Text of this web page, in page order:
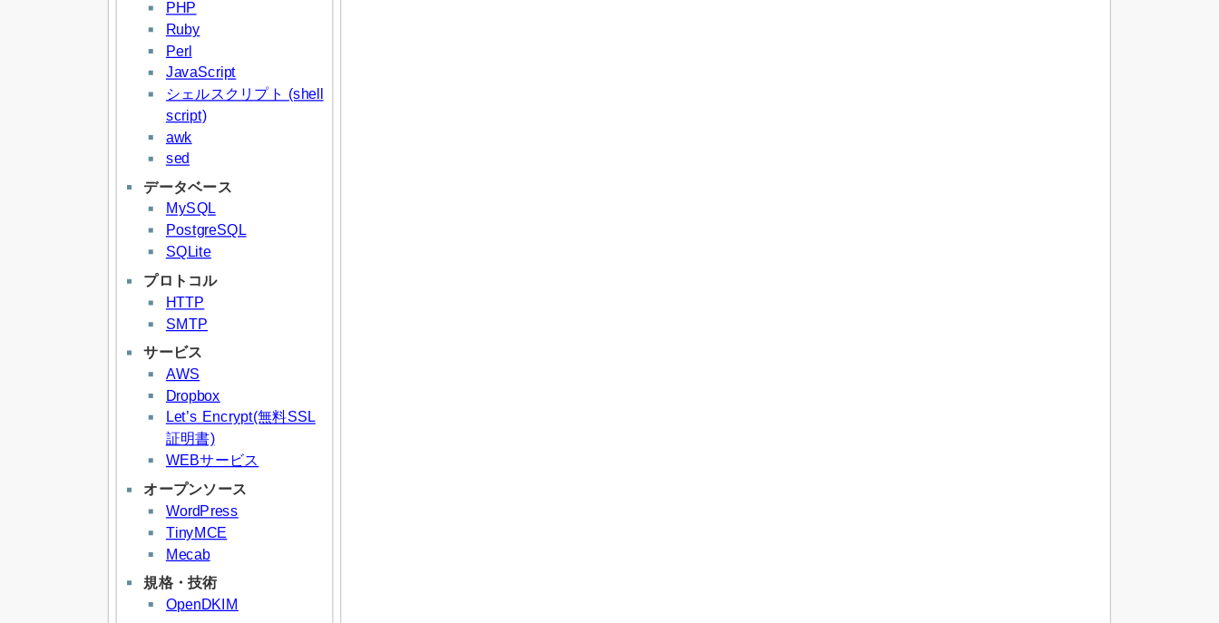
PHP
Ruby
Perl
JavaScript
シェルスクリプト (shell
script)
awk
sed
データベース
MySQL
PostgreSQL
SQLite
プロトコル
HTTP
SMTP
サービス
AWS
Dropbox
Let’s Encrypt(無料SSL
証明書)
WEBサービス
オープンソース
WordPress
TinyMCE
Mecab
規格・技術
OpenDKIM